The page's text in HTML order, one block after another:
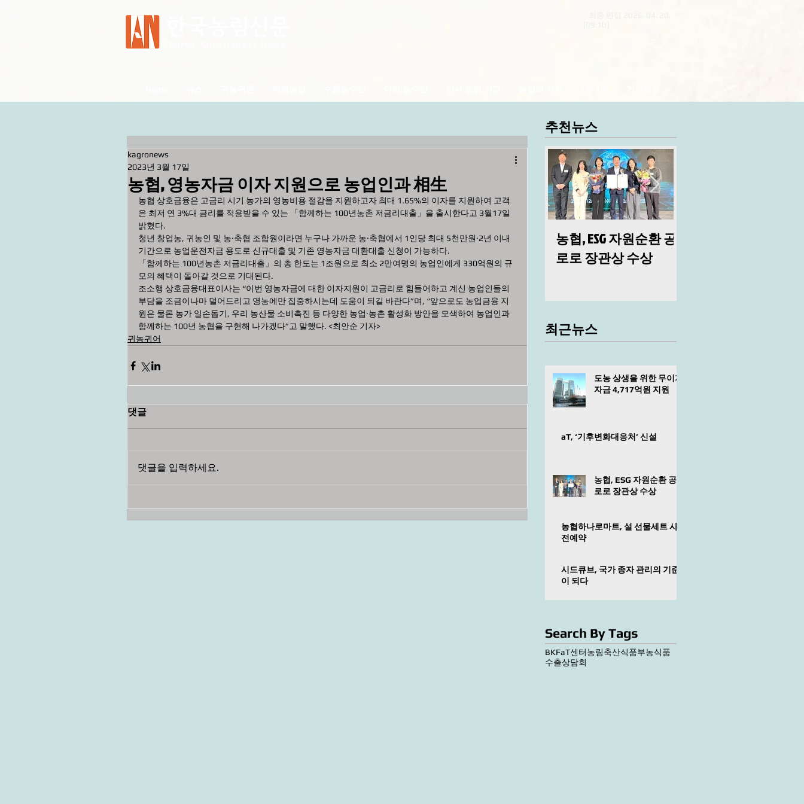
추천뉴스
농협, 영농자금 이자 지원으로 농업인과 相生
kagronews
2023년 3월 17일
농협 상호금융은 고금리 시기 농가의 영농비용 절감을 지원하고자 최대 1.65%의 이자를 지원하여 고객
은 최저 연 3%대 금리를 적용받을 수 있는 「함께하는 100년농촌 저금리대출」을 출시한다고 3월17일
밝혔다.
청년 창업농, 귀농인 및 농·축협 조합원이라면 누구나 가까운 농·축협에서 1인당 최대 5천만원·2년 이내
기간으로 농업운전자금 용도로 신규대출 및 기존 영농자금 대환대출 신청이 가능하다.
「함께하는 100년농촌 저금리대출」의 총 한도는 1조원으로 최소 2만여명의 농업인에게 330억원의 규
모의 혜택이 돌아갈 것으로 기대된다.
조소행 상호금융대표이사는 “이번 영농자금에 대한 이자지원이 고금리로 힘들어하고 계신 농업인들의
부담을 조금이나마 덜어드리고 영농에만 집중하시는데 도움이 되길 바란다”며, “앞으로도 농업금융 지
원은 물론 농가 일손돕기, 우리 농산물 소비촉진 등 다양한 농업·농촌 활성화 방안을 모색하여 농업인과
함께하는 100년 농협을 구현해 나가겠다”고 말했다. <최안순 기자>
귀농귀어
댓글
댓글을 입력하세요.
농협, ESG 자원순환 공
로로 장관상 수상
최근뉴스
도농 상생을 위한 무이자
자금 4,717억원 지원
aT, ‘기후변화대응처’ 신설
농협, ESG 자원순환 공
로로 장관상 수상
농협하나로마트, 설 선물세트 사
전예약
시드큐브, 국가 종자 관리의 기준
이 되다
Search By Tags
BKFaT센터농림축산식품부농식품
수출상담회